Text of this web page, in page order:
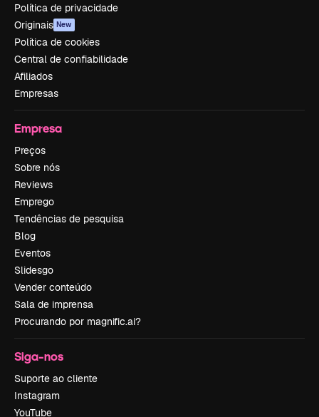
Política de privacidade
Originais New
Política de cookies
Central de confiabilidade
Afiliados
Empresas
Empresa
Preços
Sobre nós
Reviews
Emprego
Tendências de pesquisa
Blog
Eventos
Slidesgo
Vender conteúdo
Sala de imprensa
Procurando por magnific.ai?
Siga-nos
Suporte ao cliente
Instagram
YouTube